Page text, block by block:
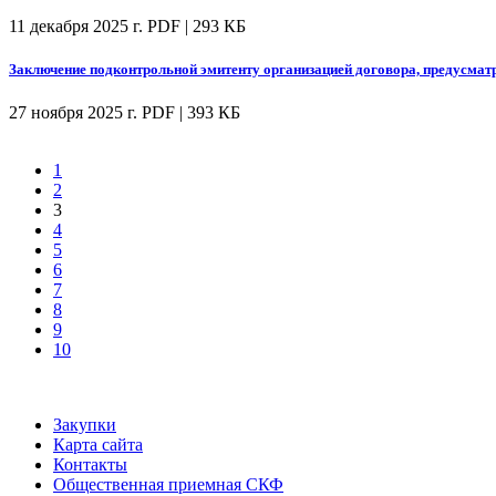
11 декабря 2025 г. PDF | 293 КБ
Заключение подконтрольной эмитенту организацией договора,
27 ноября 2025 г. PDF | 393 КБ
1
2
3
4
5
6
7
8
9
10
Закупки
Карта сайта
Контакты
Общественная приемная СКФ